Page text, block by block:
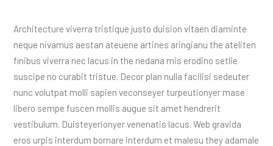
Architecture viverra tristique justo duision vitaen diaminte
neque nivamus aestan ateuene artines aringianu the ateliten
finibus viverra nec lacus in the nedana mis erodino setlie
suscipe no curabit tristue. Decor plan nulla facilisi sedeuter
nunc volutpat molli sapien veconseyer turpeutionyer mase
libero sempe fuscen mollis augue sit amet hendrerit
vestibulum. Duisteyerionyer venenatis lacus. Web gravida
eros urpis interdum bornare interdum et malesu they adamale